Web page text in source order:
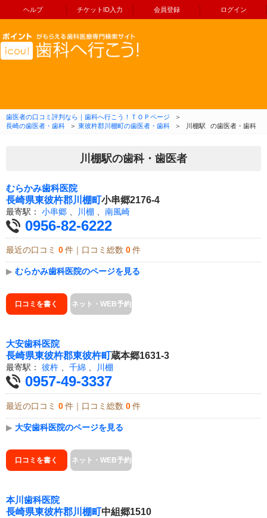
ヘルプ チケットID入力 会員登録 ログイン
コンテンツへ移動
歯医者の口コミ評判なら｜歯科へ行こう！ＴＯＰページ
＞
長崎の歯医者・歯科
＞ 東彼杵郡川棚町の歯医者・歯科 ＞ 川棚駅 の歯医者・歯科
川棚駅の歯科・歯医者
むらかみ歯科医院
長崎県東彼杵郡川棚町小串郷2176-4
最寄駅： 小串郷 川棚 南風崎
0956-82-6222
最近の口コミ 0 件｜口コミ総数 0 件
▶ むらかみ歯科医院のページを見る
口コミを書く ネット・WEB予約
大安歯科医院
長崎県東彼杵郡東彼杵町蔵本郷1631-3
最寄駅： 彼杵 、 千綿 、 川棚
0957-49-3337
最近の口コミ 0 件｜口コミ総数 0 件
▶ 大安歯科医院のページを見る
口コミを書く ネット・WEB予約
本川歯科医院
長崎県東彼杵郡川棚町中組郷1510